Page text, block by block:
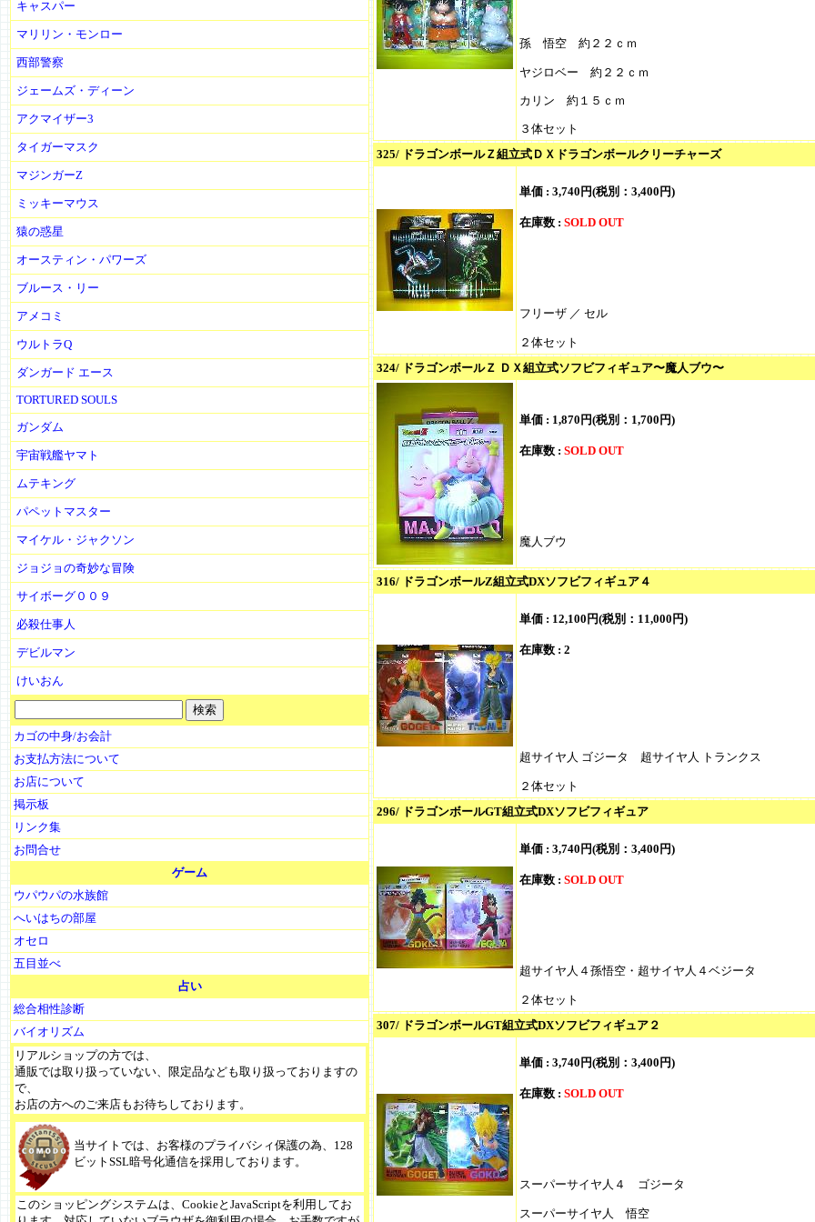
キャスパー
マリリン・モンロー
西部警察
ジェームズ・ディーン
アクマイザー3
タイガーマスク
マジンガーZ
ミッキーマウス
猿の惑星
オースティン・パワーズ
ブルース・リー
アメコミ
ウルトラQ
ダンガード エース
TORTURED SOULS
ガンダム
宇宙戦艦ヤマト
ムテキング
パペットマスター
マイケル・ジャクソン
ジョジョの奇妙な冒険
サイボーグ００９
必殺仕事人
デビルマン
けいおん
カゴの中身/お会計
お支払方法について
お店について
掲示板
リンク集
お問合せ
ゲーム
ウパウパの水族館
へいはちの部屋
オセロ
五目並べ
占い
総合相性診断
バイオリズム
リアルショップの方では、
通販では取り扱っていない、限定品なども取り扱っておりますの
で、
お店の方へのご来店もお待ちしております。
当サイトでは、お客様のプライバシィ保護の為、128
ビットSSL暗号化通信を採用しております。
このショッピングシステムは、CookieとJavaScriptを利用してお
孫 悟空 約２２ｃｍ
ヤジロベー 約２２ｃｍ
カリン 約１５ｃｍ
３体セット
325/ ドラゴンボールＺ組立式ＤＸドラゴンボールクリーチャーズ
単価 : 3,740円(税別：3,400円)
在庫数 : SOLD OUT
フリーザ ／ セル
２体セット
324/ ドラゴンボールＺ ＤＸ組立式ソフビフィギュア〜魔人ブウ〜
単価 : 1,870円(税別：1,700円)
在庫数 : SOLD OUT
魔人ブウ
316/ ドラゴンボールZ組立式DXソフビフィギュア４
単価 : 12,100円(税別：11,000円)
在庫数 : 2
超サイヤ人 ゴジータ 超サイヤ人 トランクス
２体セット
296/ ドラゴンボールGT組立式DXソフビフィギュア
単価 : 3,740円(税別：3,400円)
在庫数 : SOLD OUT
超サイヤ人４孫悟空・超サイヤ人４ベジータ
２体セット
307/ ドラゴンボールGT組立式DXソフビフィギュア２
単価 : 3,740円(税別：3,400円)
在庫数 : SOLD OUT
スーパーサイヤ人４ ゴジータ
スーパーサイヤ人 悟空